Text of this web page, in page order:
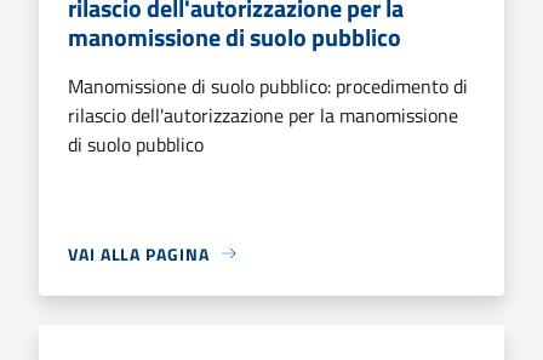
manomissione di suolo pubblico
Manomissione di suolo pubblico: procedimento di
rilascio dell'autorizzazione per la manomissione
di suolo pubblico
VAI ALLA PAGINA